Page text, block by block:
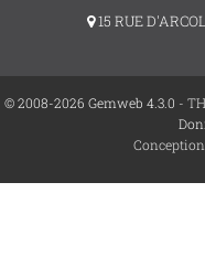
15 RUE
© 2008-2026 Gemweb 4.3.0 -